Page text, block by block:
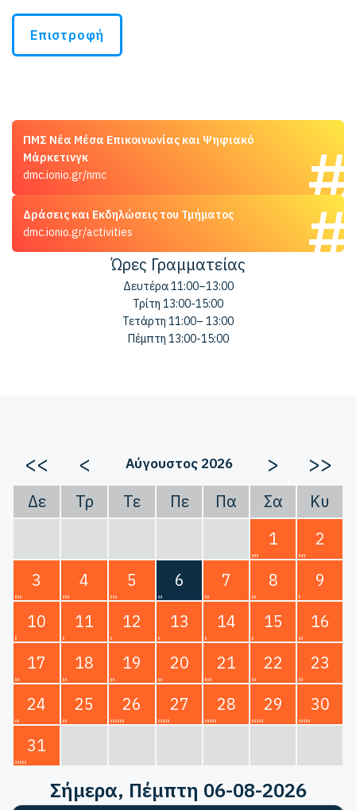
Επιστροφή
ΠΜΣ Νέα Μέσα Επικοινωνίας και Ψηφιακό
Μάρκετινγκ
dmc.ionio.gr/nmc
Δράσεις και Εκδηλώσεις του Τμήματος
dmc.ionio.gr/activities
Ώρες Γραμματείας
Δευτέρα 11:00–13:00
Τρίτη 13:00-15:00
Τετάρτη 11:00– 13:00
Πέμπτη 13:00-15:00
<< < Αύγουστος 2026 > >>
Δε Τρ Τε Πε Πα Σα
Κυ
1
2
3
4 5 6 7 8
9
10
11 12 13 14 15
16
17
18 19 20 21 22
23
24
25 26 27 28 29
30
31
Σήμερα, Πέμπτη 06-08-2026